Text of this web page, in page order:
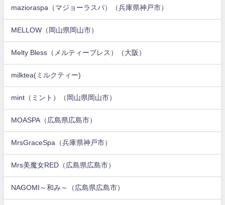
mazioraspa（マジョーラスパ）（兵庫県神戸市）
MELLOW（岡山県岡山市）
Melty Bless（メルティーブレス）（大阪）
milktea(ミルクティー)
mint（ミント）（岡山県岡山市）
MOASPA（広島県広島市）
MrsGraceSpa（兵庫県神戸市）
Mrs美魔女RED（広島県広島市）
NAGOMI～和み～（広島県広島市）